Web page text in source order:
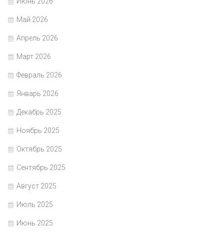
Май 2026
Апрель 2026
Март 2026
Февраль 2026
Январь 2026
Декабрь 2025
Ноябрь 2025
Октябрь 2025
Сентябрь 2025
Август 2025
Июль 2025
Июнь 2025